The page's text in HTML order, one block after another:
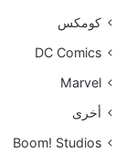
كومكس
DC Comics
Marvel
أخرى
Boom! Studios